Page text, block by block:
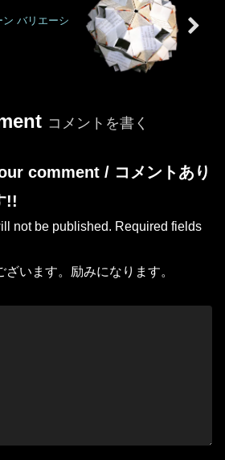
バリエーシ
コメントを書く
comment / コメントあり
!!
not be published. Required fields
います。励みになります。